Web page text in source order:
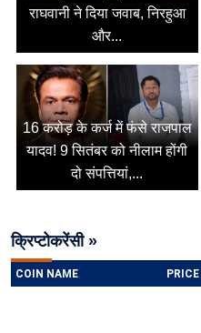
राघवानी ने दिया जवाब, निरहुआ
और...
16 करोड़ के कर्ज में फंसे राजपाल
यादव! 9 सितंबर को नीलाम होंगी
दो संपत्तियां,...
क्रिप्टोकरेंसी »